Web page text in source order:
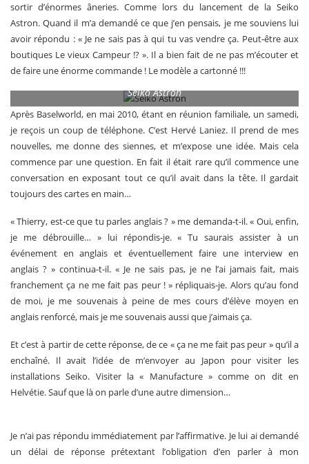
sortir d’énormes âneries. Comme lors du lancement de la Seiko
Astron. Quand il m’a demandé ce que j’en pensais, je me souviens lui
avoir répondu : « Je ne sais pas à qui tu vas vendre ça. Peut-être aux
boutiques Le vieux Campeur !? ». Il a bien fait de ne pas m’écouter et
de faire une énorme commande ! Le modèle a cartonné !!!
Seiko Astron
Après Baselworld, en mai 2010, étant en réunion familiale, un samedi,
je reçois un coup de téléphone. C’est Hervé Laniez. Il prend de mes
nouvelles, me donne des siennes, et m’expose une idée. Mais cela
commence par une question. En fait il était rare qu’il commence une
conversation en exposant tout ce qu’il avait dans la tête. Il gardait
toujours des cartes en main…
« Thierry, est-ce que tu parles anglais ? » me demanda-t-il. « Oui, enfin,
je me débrouille… » lui répondis-je. « Tu saurais assister à un
événement en anglais et éventuellement faire une interview en
anglais ? » continua-t-il. « Je ne sais pas, je ne l’ai jamais fait, mais
franchement ça ne me fait pas peur ! » répliquais-je. Alors qu’au fond
de moi, je me souvenais à peine de mes cours d’élève moyen en
anglais renforcé, mais je me souvenais aussi que j’aimais ça.
Et c’est à partir de cette réponse, de ce « ça ne me fait pas peur » qu’il a
enchaîné. Il avait l’idée de m’envoyer au Japon pour visiter les
installations Seiko. Visiter la « Manufacture » comme on dit en
Helvétie. Sauf que là on parle d’une autre dimension…
Je n’ai pas répondu immédiatement par l’affirmative. Je lui ai demandé
un délai de réponse prétextant l’obligation d’en parler à mon